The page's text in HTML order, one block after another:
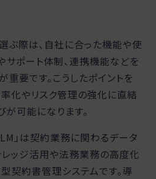
ぶ際は、自社に合った機能や使
サポート体制、連携機能などを
要です。こうしたポイントを
率化やリスク管理の強化に直結
可能になります。
」は契約業務に関わるデータ
レッジ活用や法務業務の高度化
契約書管理システムです。導